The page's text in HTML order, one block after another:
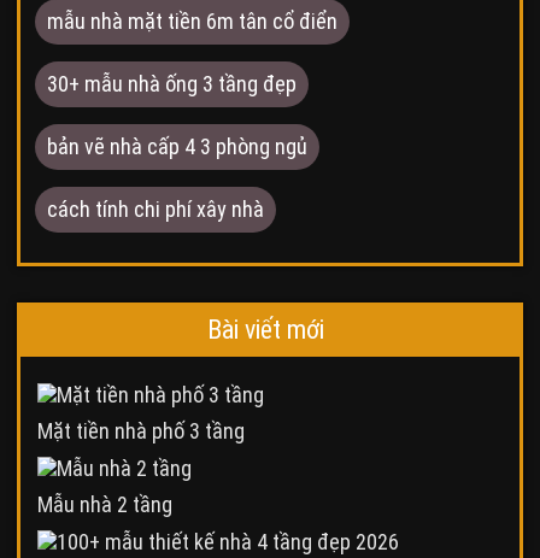
mẫu nhà mặt tiền 6m tân cổ điển
30+ mẫu nhà ống 3 tầng đẹp
bản vẽ nhà cấp 4 3 phòng ngủ
cách tính chi phí xây nhà
Bài viết mới
Mặt tiền nhà phố 3 tầng
Mẫu nhà 2 tầng